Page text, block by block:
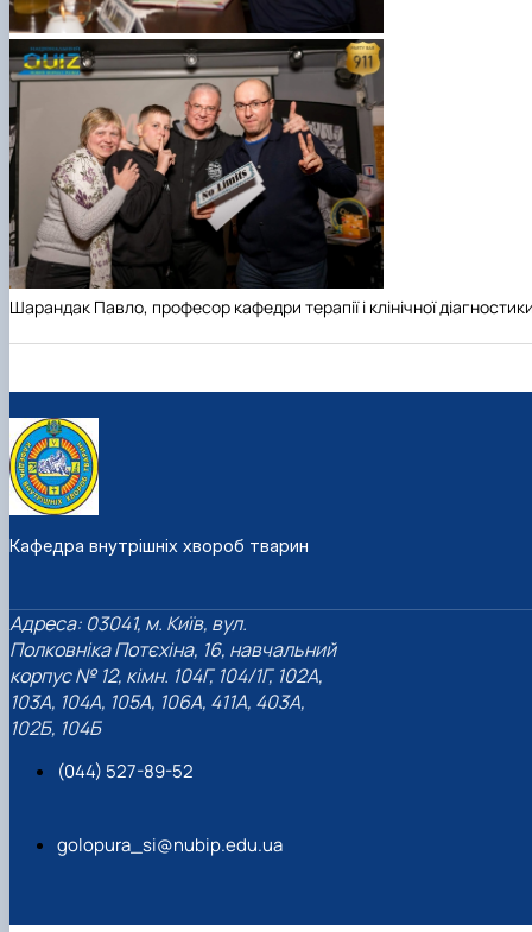
Шарандак Павло, професор кафедри терапії і клінічної
Кафедра внутрішніх хвороб тварин
Адреса: 03041, м. Київ, вул.
Полковніка Потєхіна, 16, навчальний
корпус № 12, кімн. 104Г, 104/1Г, 102А,
103А, 104А, 105А, 106А, 411А, 403А,
102Б, 104Б
(044) 527-89-52
golopura_si@nubip.edu.ua